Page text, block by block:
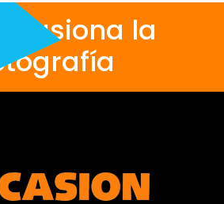
la